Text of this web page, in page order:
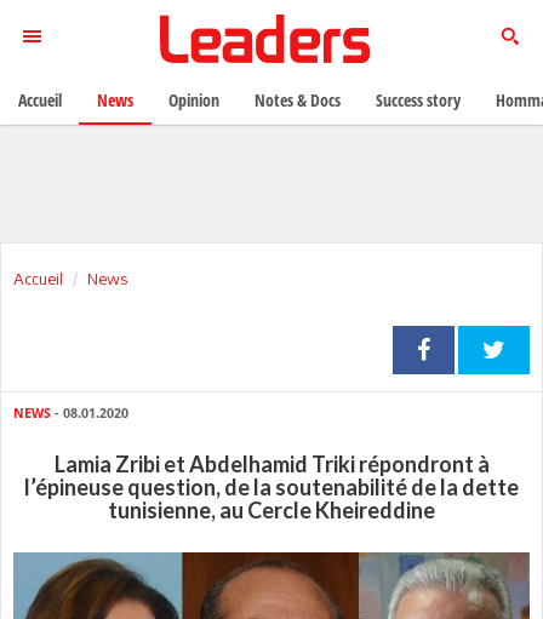
Accueil News
NEWS - 08.01.2020
Lamia Zribi et Abdelhamid Triki répondront à
l’épineuse question, de la soutenabilité de la dette
tunisienne, au Cercle Kheireddine
Accueil News Opinion Notes & Docs Success story